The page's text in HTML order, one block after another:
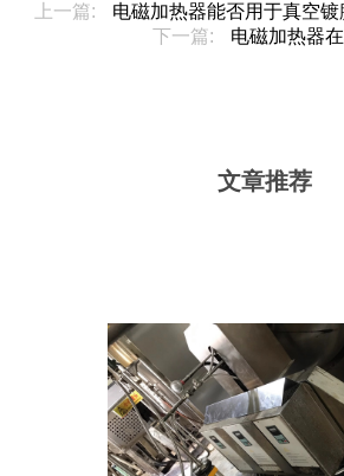
上一篇:
电磁加热器能否用于真空镀
下一篇:
电磁加热器
文章推荐